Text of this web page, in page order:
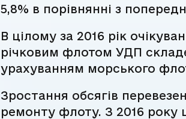
5,8% в порівнянні з
В цілому за 2016 рік
річковим флотом УДП
урахуванням морського
Зростання обсягів
ремонту флоту. З 2016 року